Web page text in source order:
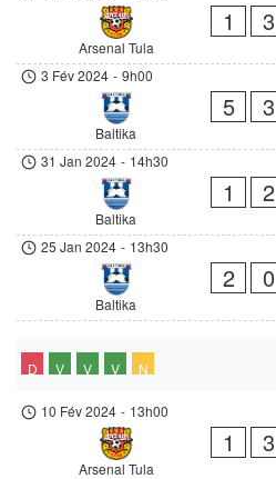
Arsenal Tula
1 3
3 Fév 2024 - 9h00
Baltika
5 3
31 Jan 2024 - 14h30
Baltika
1 2
25 Jan 2024 - 13h30
Baltika
2 0
D V V V N
10 Fév 2024 - 13h00
Arsenal Tula
1 3